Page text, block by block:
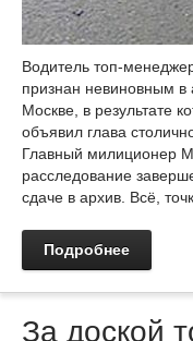
Водитель топ-
признан невиновным в
Москве, в результате
объявил глава
Главный милиционер
расследование
сдаче в архив. Всё,
Подробнее
За доской